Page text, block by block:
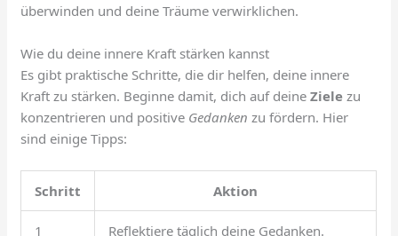
überwinden und deine Träume verwirklichen.
Wie du deine innere Kraft stärken kannst
Es gibt praktische Schritte, die dir helfen, deine innere
Kraft zu stärken. Beginne damit, dich auf deineZiele zu
konzentrieren und positive Gedanken zu fördern. Hier
sind einige Tipps:
Schritt Aktion
1 Reflektiere täglich deine Gedanken.